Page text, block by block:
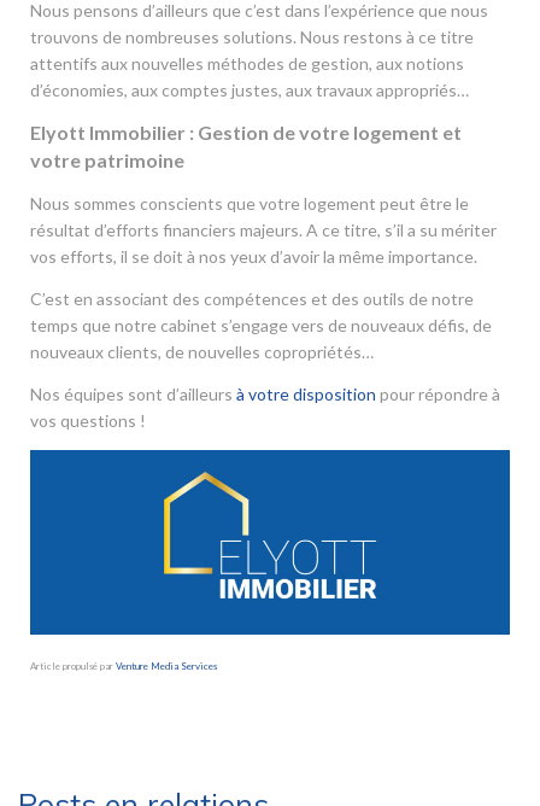
Nous pensons d’ailleurs que c’est dans l’expérience que nous
trouvons de nombreuses solutions. Nous restons à ce titre
attentifs aux nouvelles méthodes de gestion, aux notions
d’économies, aux comptes justes, aux travaux appropriés…
Elyott Immobilier : Gestion de votre logement et
votre patrimoine
Nous sommes conscients que votre logement peut être le
résultat d’efforts financiers majeurs. A ce titre, s’il a su mériter
vos efforts, il se doit à nos yeux d’avoir la même importance.
C’est en associant des compétences et des outils de notre
temps que notre cabinet s’engage vers de nouveaux défis, de
nouveaux clients, de nouvelles copropriétés…
Nos équipes sont d’ailleurs à votre disposition pour répondre à
vos questions !
Article propulsé par Venture Media Services